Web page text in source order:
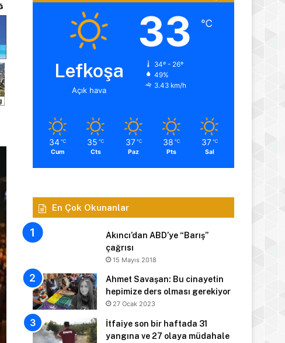
Lefkoşa
Açık hava
33 ℃
34º - 26º
49%
3.43 km/h
34 ℃
Cum
35 ℃
Cts
37 ℃
Paz
38 ℃
Pts
37 ℃
Sal
En Çok Okunanlar
Akıncı’dan ABD’ye “Barış”
çağrısı
15 Mayıs 2018
Ahmet Savaşan: Bu cinayetin
hepimize ders olması gerekiyor
27 Ocak 2023
İtfaiye son bir haftada 31
yangına ve 27 olaya müdahale